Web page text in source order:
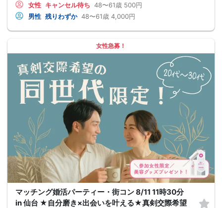
女性 キャンセル待ち 48〜61歳 500円
男性 残りわずか 48〜61歳 4,000円
女性急募！
マッチング婚活パーティー・街コン 8/11 11時30分
in 仙台 ★自分磨き×出会いを叶える★真剣交際希望